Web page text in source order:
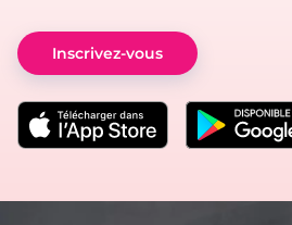
Inscrivez-vous